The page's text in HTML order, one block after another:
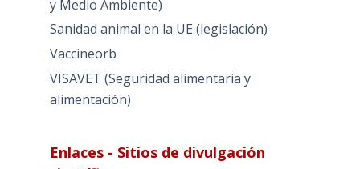
y Medio Ambiente)
Sanidad animal en la UE (legislación)
Vaccineorb
VISAVET (Seguridad alimentaria y
alimentación)
Enlaces - Sitios de divulgación